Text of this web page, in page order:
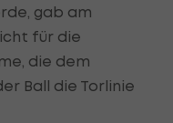
gab am
für die
die dem
Ball die Torlinie